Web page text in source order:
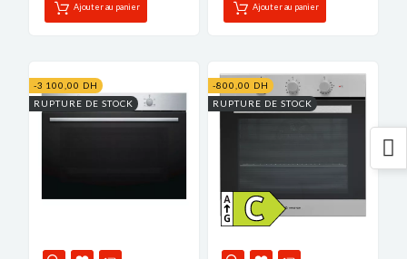
Ajouter au panier Ajouter au panier
-3 100,00 DH
RUPTURE DE STOCK
-800,00 DH
RUPTURE DE STOCK